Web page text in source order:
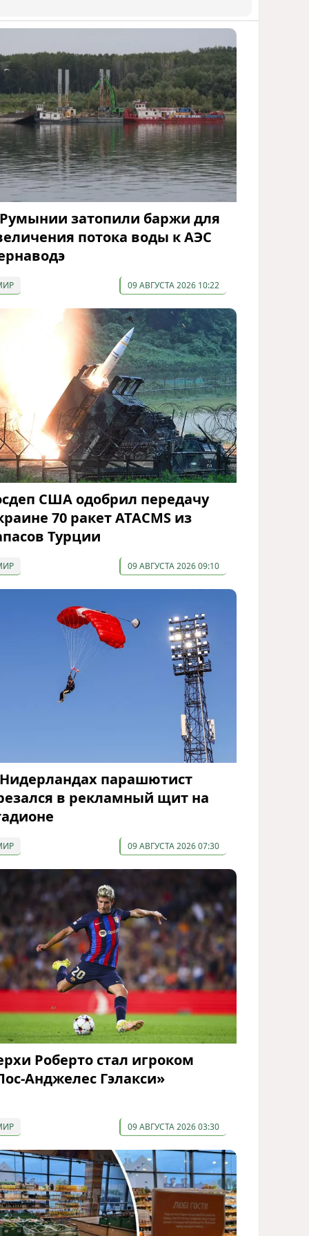
затопили баржи для
потока воды к АЭС
09 АВГУСТА 2026 10:22
США одобрил передачу
70 ракет ATACMS из
Турции
09 АВГУСТА 2026 09:10
парашютист
в рекламный щит на
09 АВГУСТА 2026 07:30
Роберто стал игроком
Анджелес Гэлакси»
09 АВГУСТА 2026 03:30